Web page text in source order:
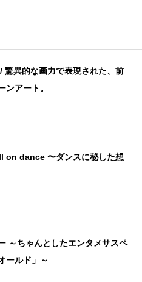
驚異的な画力で表現された、前
ンアート。
on dance 〜ダンスに秘した想
～ちゃんとしたエンタメサスペ
ールド」～